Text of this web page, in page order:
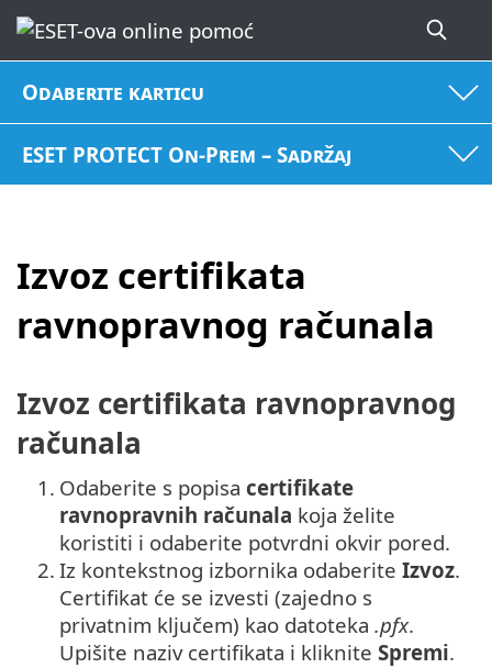
Odaberite karticu
ESET PROTECT On-Prem – Sadržaj
Izvoz certifikata
ravnopravnog računala
Izvoz certifikata ravnopravnog
računala
1. Odaberite s popisa certifikate
ravnopravnih računala koja želite
koristiti i odaberite potvrdni okvir pored.
2. Iz kontekstnog izbornika odaberite Izvoz.
Certifikat će se izvesti (zajedno s
privatnim ključem) kao datoteka .pfx.
Upišite naziv certifikata i kliknite Spremi.